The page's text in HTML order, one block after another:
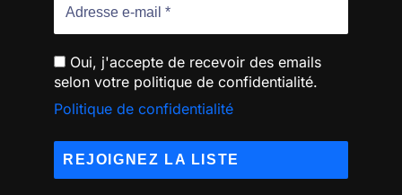
Oui, j'accepte de recevoir des emails
selon votre politique de confidentialité.
Politique de confidentialité